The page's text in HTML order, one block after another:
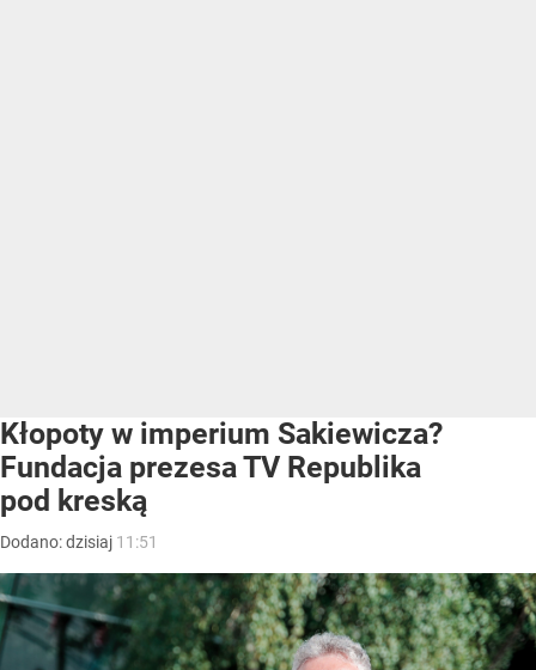
Kłopoty w imperium Sakiewicza?
Fundacja prezesa TV Republika
pod kreską
Dodano:dzisiaj 11:51